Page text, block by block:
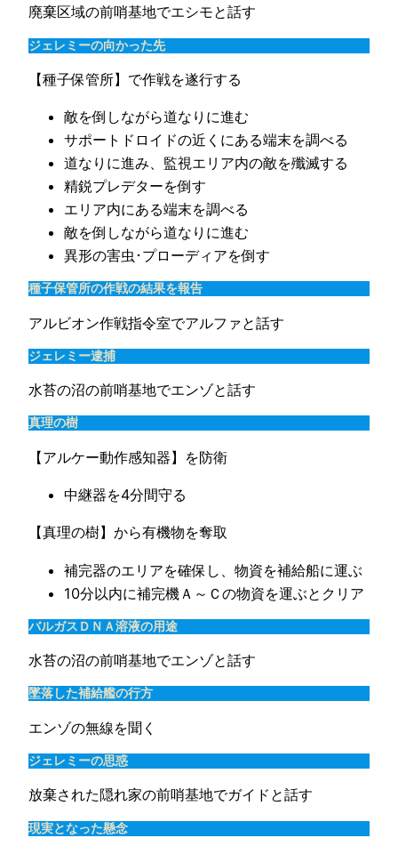
廃棄区域の前哨基地でエシモと話す
ジェレミーの向かった先
【種子保管所】で作戦を遂行する
敵を倒しながら道なりに進む
サポートドロイドの近くにある端末を調べる
道なりに進み、監視エリア内の敵を殲滅する
精鋭プレデターを倒す
エリア内にある端末を調べる
敵を倒しながら道なりに進む
異形の害虫･プローディアを倒す
種子保管所の作戦の結果を報告
アルビオン作戦指令室でアルファと話す
ジェレミー逮捕
水苔の沼の前哨基地でエンゾと話す
真理の樹
【アルケー動作感知器】を防衛
中継器を4分間守る
【真理の樹】から有機物を奪取
補完器のエリアを確保し、物資を補給船に運ぶ
10分以内に補完機Ａ～Ｃの物資を運ぶとクリア
バルガスＤＮＡ溶液の用途
水苔の沼の前哨基地でエンゾと話す
墜落した補給艦の行方
エンゾの無線を聞く
ジェレミーの思惑
放棄された隠れ家の前哨基地でガイドと話す
現実となった懸念